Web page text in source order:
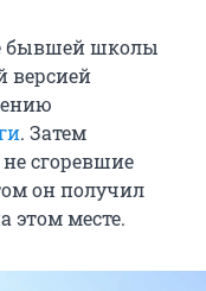
бывшей школы
версией
. Затем
сгоревшие
он получил
этом месте.